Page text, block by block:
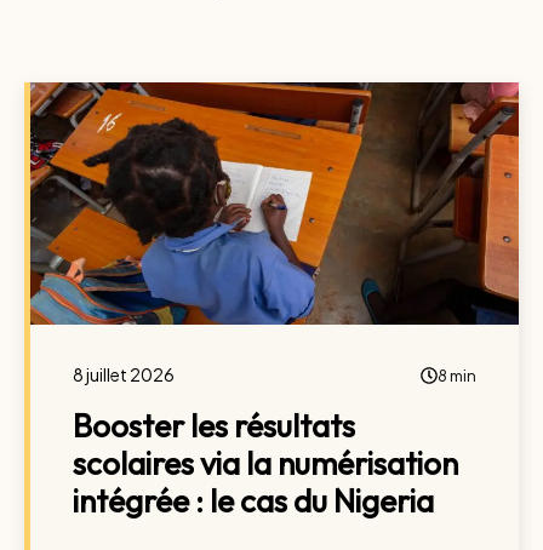
8 juillet 2026 8 min
Booster les résultats
scolaires via la numérisation
intégrée : le cas du Nigeria